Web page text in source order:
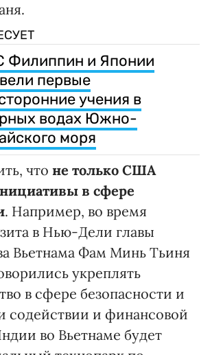
Филиппин и Японии
первые
учения в
водах Южно-
моря
что не только США
в сфере
. Например, во время
в Нью-Дели главы
Вьетнама Фам Минь Тьиня
укреплять
в сфере безопасности и
содействии и финансовой
во Вьетнаме будет